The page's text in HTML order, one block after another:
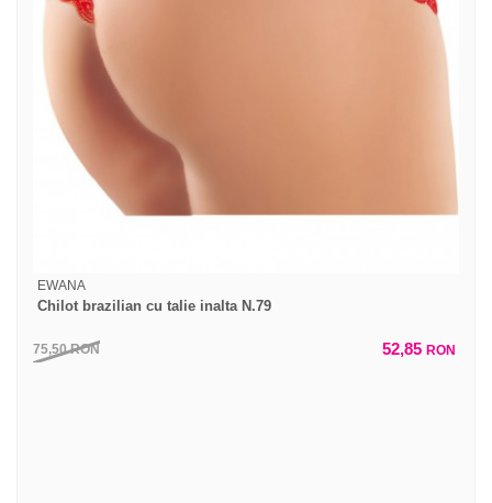
EWANA
Chilot brazilian cu talie inalta N.79
75,50RON 52,85 RON